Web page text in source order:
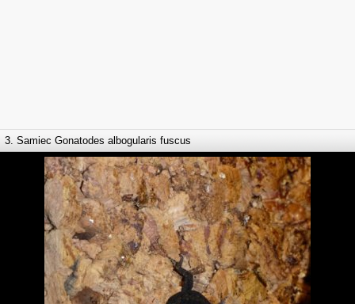
3. Samiec Gonatodes albogularis fuscus